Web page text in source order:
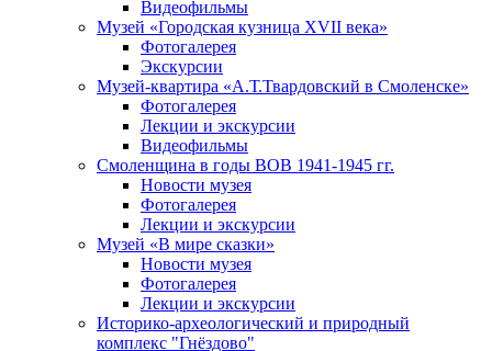
Видеофильмы
Музей «Городская кузница XVII века»
Фотогалерея
Экскурсии
Музей-квартира «А.Т.Твардовский в Смоленске»
Фотогалерея
Лекции и экскурсии
Видеофильмы
Смоленщина в годы ВОВ 1941-1945 гг.
Новости музея
Фотогалерея
Лекции и экскурсии
Музей «В мире сказки»
Новости музея
Фотогалерея
Лекции и экскурсии
Историко-археологический и природный
комплекс "Гнёздово"